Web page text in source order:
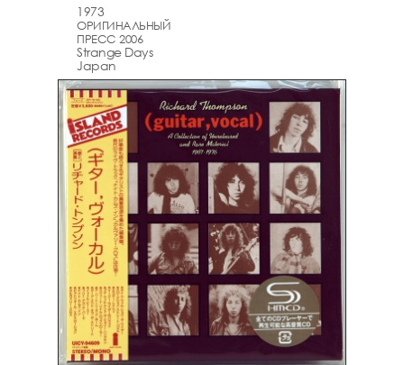
1973
ОРИГИНАЛЬНЫЙ
ПРЕСС 2006
Strange Days
Japan